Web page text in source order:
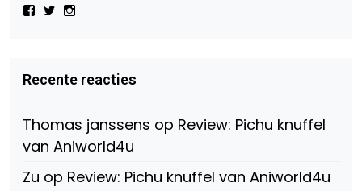
Bekijk
Beauty-
147775071915783/?
Facebook
Bekijk
op
Twitter
op
Instagram
Recente reacties
Thomas janssens op Review: Pichu knuffel
van Aniworld4u
Zu op Review: Pichu knuffel van Aniworld4u